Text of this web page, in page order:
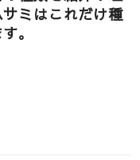
ミはこれだけ種
。